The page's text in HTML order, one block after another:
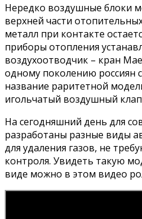
Нередко воздушные блоки
верхней части
металл при контакте
приборы отопления
воздухоотводчик – кран
одному поколению россиян
название раритетной
игольчатый воздушный
На сегодняшний день для
разработаны разные виды
для удаления газов, не
контроля. Увидеть такую
виде можно в этом видео